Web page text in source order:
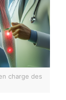
charge des